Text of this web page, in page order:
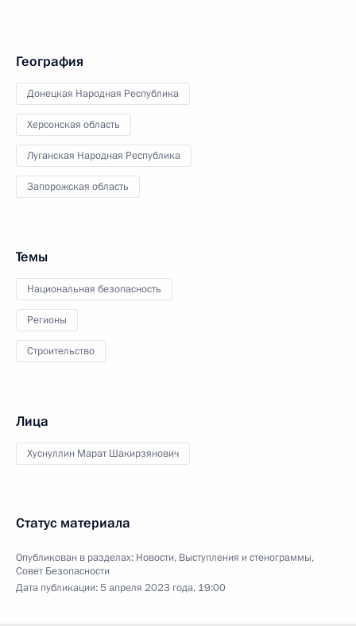
География
Донецкая Народная Республика
Херсонская область
Луганская Народная Республика
Запорожская область
Темы
Национальная безопасность
Регионы
Строительство
Лица
Хуснуллин Марат Шакирзянович
Статус материала
Опубликован в разделах: Новости, Выступления и стенограммы,
Совет Безопасности
Дата публикации:5 апреля 2023 года, 19:00